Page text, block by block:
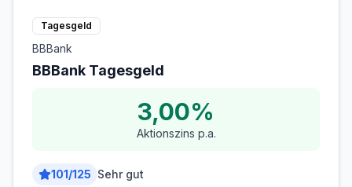
Tagesgeld
BBBank
BBBank Tagesgeld
3,00%
Aktionszins p.a.
101/125 Sehr gut